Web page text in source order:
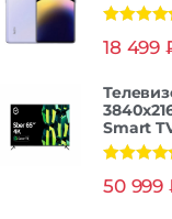
из 5
18 499
Smart
из 5
50 999